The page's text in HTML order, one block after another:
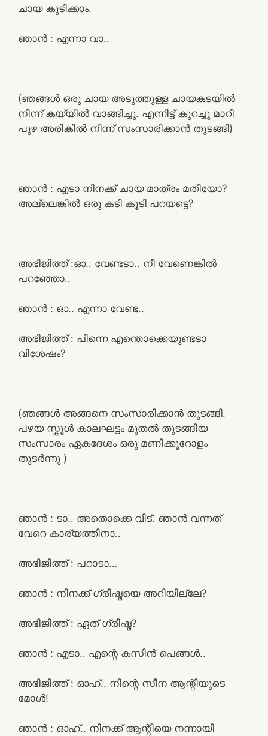
ചായ കുടിക്കാം.
ഞാൻ : എന്നാ വാ..
(ഞങ്ങൾ ഒരു ചായ അടുത്തുള്ള ചായകടയിൽ
നിന്ന് കയ്യിൽ വാങ്ങിച്ചു. എന്നിട്ട് കുറച്ചു മാറി
പുഴ അരികിൽ നിന്ന് സംസാരിക്കാൻ തുടങ്ങി)
ഞാൻ : എടാ നിനക്ക് ചായ മാത്രം മതിയോ?
അല്ലെങ്കിൽ ഒരു കടി കൂടി പറയട്ടെ?
അഭിജിത്ത് :ഓ.. വേണ്ടടാ.. നീ വേണെങ്കിൽ
പറഞ്ഞോ..
ഞാൻ : ഓ.. എന്നാ വേണ്ട..
അഭിജിത്ത് : പിന്നെ എന്തൊക്കെയുണ്ടടാ
വിശേഷം?
(ഞങ്ങൾ അങ്ങനെ സംസാരിക്കാൻ തുടങ്ങി.
പഴയ സ്കൂൾ കാലഘട്ടം മുതൽ തുടങ്ങിയ
സംസാരം ഏകദേശം ഒരു മണിക്കൂറോളം
തുടർന്നു )
ഞാൻ : ടാ.. അതൊക്കെ വിട്. ഞാൻ വന്നത്
വേറെ കാര്യത്തിനാ..
അഭിജിത്ത് : പറാടാ…
ഞാൻ : നിനക്ക് ഗ്രീഷ്മയെ അറിയില്ലേ?
അഭിജിത്ത് : ഏത് ഗ്രീഷ്മ?
ഞാൻ : എടാ.. എന്റെ കസിൻ പെങ്ങൾ..
അഭിജിത്ത് : ഓഹ്.. നിന്റെ സീന ആന്റിയുടെ
മോൾ!
ഞാൻ : ഓഹ്.. നിനക്ക് ആന്റിയെ നന്നായി